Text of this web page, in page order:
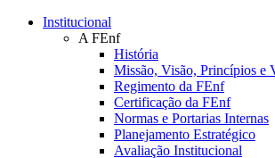
Conteúdo principal
Institucional
A FEnf
História
Missão, Visão, Princípios e
Regimento da FEnf
Certificação da FEnf
Normas e Portarias Internas
Planejamento Estratégico
Avaliação Institucional